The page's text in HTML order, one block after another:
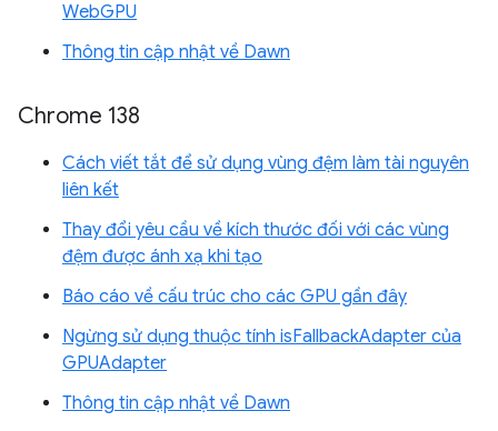
WebGPU
Thông tin cập nhật về Dawn
Chrome 138
Cách viết tắt để sử dụng vùng đệm làm tài nguyên
liên kết
Thay đổi yêu cầu về kích thước đối với các vùng
đệm được ánh xạ khi tạo
Báo cáo về cấu trúc cho các GPU gần đây
Ngừng sử dụng thuộc tính isFallbackAdapter của
GPUAdapter
Thông tin cập nhật về Dawn